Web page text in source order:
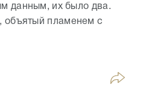
данным, их было два.
объятый пламенем с